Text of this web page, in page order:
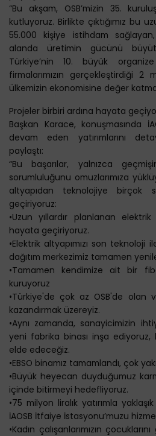
“Bu akşam, OSB’mizin 35.
kutluyoruz. Birlikte çıktığımız bu
55.000 kişiye istihdam
alanda üretimin gücünü
Türkiye’nin 10. büyük
firmalarımızın gerçekleştirdiği 2
ülkemizin ekonomisine değer
Projeler birbiri ardına hayata
Başkan Karace, konuşmasında
devam eden yatırımlarını
paylaştı:
“Bu başarılar, yalnızca
sorumluluğunu omuzlarımıza
altyapıdan teknolojiye birçok
geçiriyoruz:
•Uzun yıllardır planlanan
hayata geçiriyoruz.
•Elektrik altyapımızı son
dağıtım merkezimiz tamamen
•Tamamen kendimize ait bir
kuruyoruz
•Türkiye'de çok az OSB'de olan
kazandırmak üzereyiz.
•Aynı zamanda, sanayicimizin
yeni fabrika binası inşa
elde edeceğiz.
•EBSO binamız tamamlandı, çok
•Büyük heyecan duyduğumuz
içinde bitirmeyi hedefliyoruz.
•75 milyon liralık yatırımla
İAOSB İtfaiye İstasyonu’muzu
•Kadın çalışanlarımızın